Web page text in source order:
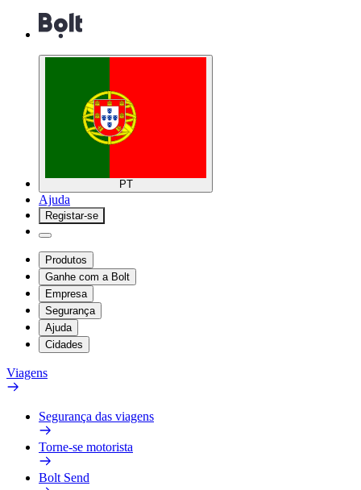
PT
Ajuda
Registar-se
Produtos
Ganhe com a Bolt
Empresa
Segurança
Ajuda
Cidades
Viagens
Segurança das viagens
Torne-se motorista
Bolt Send